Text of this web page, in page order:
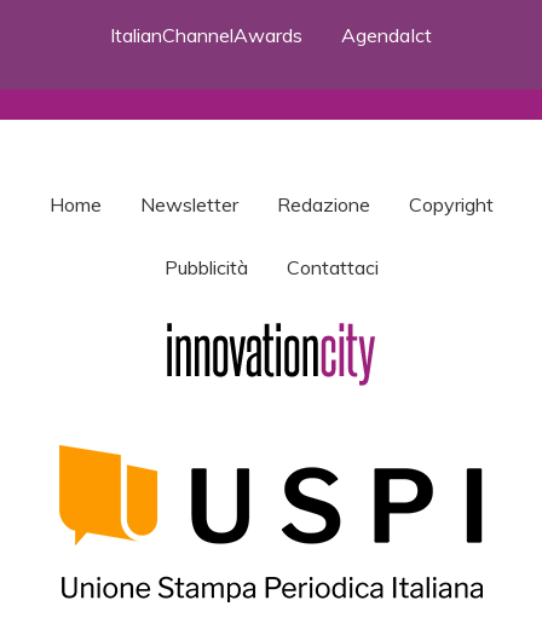
ItalianChannelAwards
AgendaIct
Home Newsletter Redazione Copyright
Pubblicità Contattaci